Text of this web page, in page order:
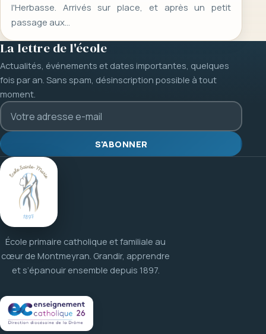
l'Herbasse. Arrivés sur place, et après un petit
passage aux…
La lettre de l'école
Actualités, événements et dates importantes, quelques
fois par an. Sans spam, désinscription possible à tout
moment.
S'ABONNER
École primaire catholique et familiale au
cœur de Montmeyran. Grandir, apprendre
et s’épanouir ensemble depuis 1897.